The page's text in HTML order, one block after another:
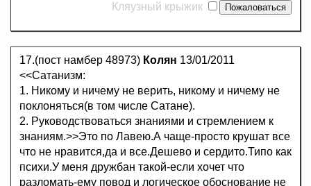
Кляузный крыжик
17.(пост намбер 48973) Колян 13/01/2011
<<Сатанизм:
1. Никому и ничему не верить, никому и ничему не
поклоняться(в том числе Сатане).
2. Руководствоваться знаниями и стремлением к
знаниям.>>Это по Лавею.А чаще-просто крушат все
что не нравится,да и все.Дешево и сердито.Типо как
психи.У меня дружбан такой-если хочет что
разломать-ему повод и логическое обоснование не